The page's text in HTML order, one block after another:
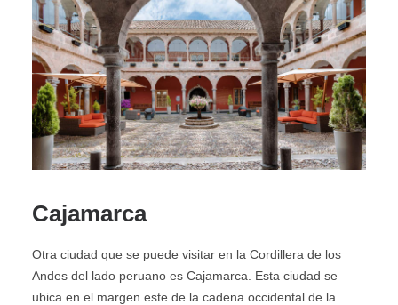
Cajamarca
Otra ciudad que se puede visitar en la Cordillera de los
Andes del lado peruano es Cajamarca. Esta ciudad se
ubica en el margen este de la cadena occidental de la